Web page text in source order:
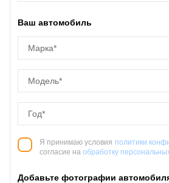
Ваш автомобиль
Я принимаю условия политики
согласие на обработку
Добавьте фотографии